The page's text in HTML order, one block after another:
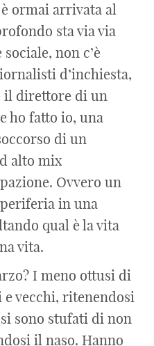
ormai arrivata al
sta via via
non c’è
d’inchiesta,
il direttore di un
ho fatto io, una
di un
alto mix
Ovvero un
in una
qual è la vita
vita.
I meno ottusi di
vecchi, ritenendosi
sono stufati di non
il naso. Hanno